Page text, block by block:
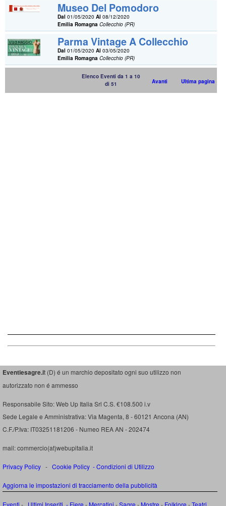
Museo Del Pomodoro
Dal 01/05/2020Al 08/12/2020
Emilia Romagna Collecchio (PR)
Parma Vintage A Collecchio
Dal 01/05/2020Al 03/05/2020
Emilia Romagna Collecchio (PR)
Elenco Eventi da 1 a 10
di 51
Avanti Ultima pagina
Eventiesagre.it (D) é un marchio depositato ogni suo utilizzo non
autorizzato non é ammesso
Responsabile Sito: Web Up Italia Srl C.S. €108.500 i.v
Sede Legale e Amministrativa: Via Magenta, 8 - 60121 Ancona (AN)
C.F./P.Iva: IT03251181206 - Numeo REA AN - 202474
mail: commercio(at)webupitalia.it
Privacy Policy - Cookie Policy -Condizioni di Utilizzo
Aggiorna le impostazioni di tracciamento della pubblicità